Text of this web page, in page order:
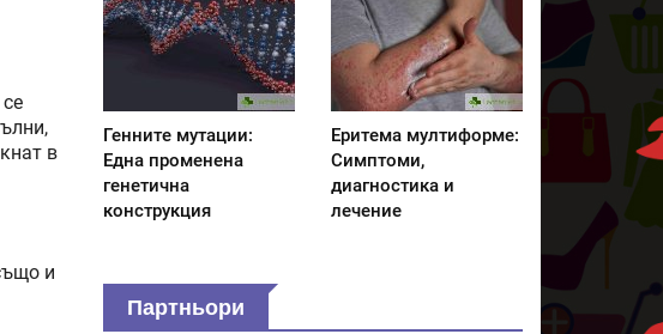
в
и
Генните мутации:
Една променена
генетична
конструкция
Еритема мултиформе:
Симптоми,
диагностика и
лечение
Партньори